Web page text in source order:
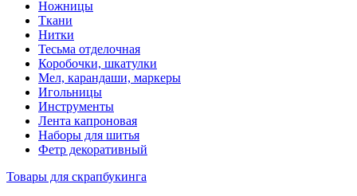
Ножницы
Ткани
Нитки
Тесьма отделочная
Коробочки, шкатулки
Мел, карандаши, маркеры
Игольницы
Инструменты
Лента капроновая
Наборы для шитья
Фетр декоративный
Товары для скрапбукинга